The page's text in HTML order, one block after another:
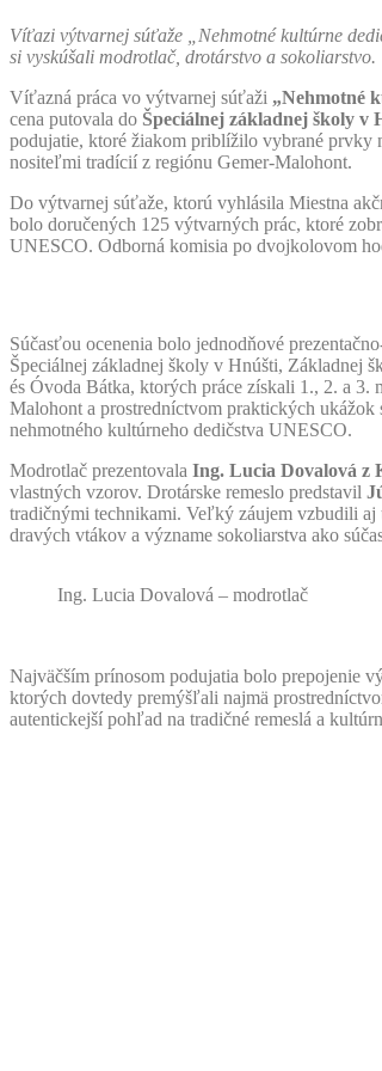
Víťazi výtvarnej súťaže „Nehmotné kultúrne
si vyskúšali modrotlač, drotárstvo a sokoliarstvo.
Víťazná práca vo výtvarnej súťaži „Nehmotné
cena putovala do Špeciálnej základnej školy v
podujatie, ktoré žiakom priblížilo vybrané prvky
nositeľmi tradícií z regiónu Gemer-Malohont.
Do výtvarnej súťaže, ktorú vyhlásila Miestna
bolo doručených 125 výtvarných prác, ktoré
UNESCO. Odborná komisia po dvojkolovom
Súčasťou ocenenia bolo jednodňové
Špeciálnej základnej školy v Hnúšti, Základnej
és Óvoda Bátka, ktorých práce získali 1., 2. a
Malohont a prostredníctvom praktických ukážok
nehmotného kultúrneho dedičstva UNESCO.
Modrotlač prezentovala Ing. Lucia Dovalová z
vlastných vzorov. Drotárske remeslo predstavil
tradičnými technikami. Veľký záujem vzbudili aj
dravých vtákov a význame sokoliarstva ako
Ing. Lucia Dovalová – modrotlač
Najväčším prínosom podujatia bolo prepojenie
ktorých dovtedy premýšľali najmä
autentickejší pohľad na tradičné remeslá a